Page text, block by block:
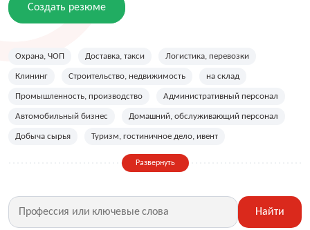
Создать резюме
Охрана, ЧОП Доставка, такси Логистика, перевозки
Клининг Строительство, недвижимость на склад
Промышленность, производство Административный персонал
Автомобильный бизнес Домашний, обслуживающий персонал
Добыча сырья Туризм, гостиничное дело, ивент
Дизайн, искусство, ивент
Фитнес, красота, спорт Страхование
Медицина, фармацевтика Маркетинг, PR, реклама
Развернуть
Найти